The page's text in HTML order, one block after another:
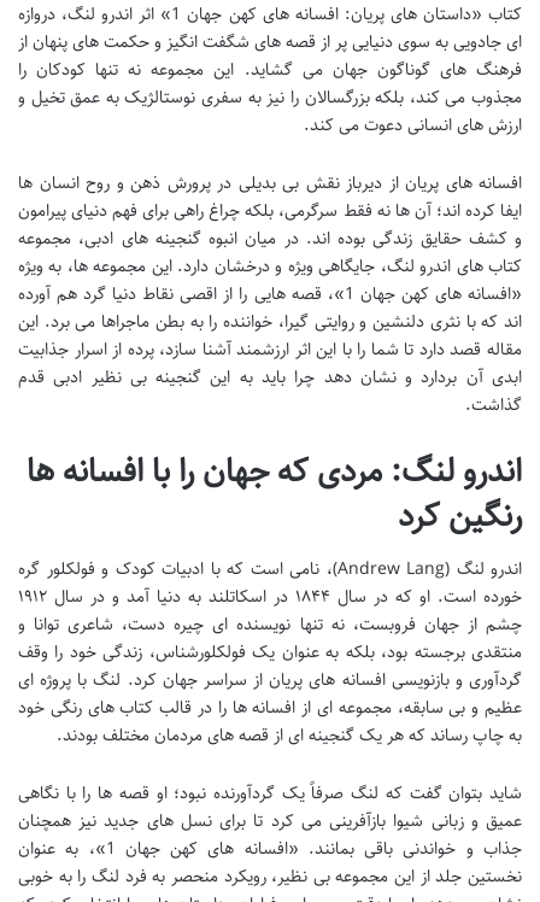
کتاب «داستان های پریان: افسانه های کهن جهان 1» اثر اندرو لنگ، دروازه
ای جادویی به سوی دنیایی پر از قصه های شگفت انگیز و حکمت های پنهان از
فرهنگ های گوناگون جهان می گشاید. این مجموعه نه تنها کودکان را
مجذوب می کند، بلکه بزرگسالان را نیز به سفری نوستالژیک به عمق تخیل و
ارزش های انسانی دعوت می کند.
افسانه های پریان از دیرباز نقش بی بدیلی در پرورش ذهن و روح انسان ها
ایفا کرده اند؛ آن ها نه فقط سرگرمی، بلکه چراغ راهی برای فهم دنیای پیرامون
و کشف حقایق زندگی بوده اند. در میان انبوه گنجینه های ادبی، مجموعه
کتاب های اندرو لنگ، جایگاهی ویژه و درخشان دارد. این مجموعه ها، به ویژه
«افسانه های کهن جهان 1»، قصه هایی را از اقصی نقاط دنیا گرد هم آورده
اند که با نثری دلنشین و روایتی گیرا، خواننده را به بطن ماجراها می برد. این
مقاله قصد دارد تا شما را با این اثر ارزشمند آشنا سازد، پرده از اسرار جذابیت
ابدی آن بردارد و نشان دهد چرا باید به این گنجینه بی نظیر ادبی قدم
گذاشت.
اندرو لنگ: مردی که جهان را با افسانه ها
رنگین کرد
اندرو لنگ (Andrew Lang)، نامی است که با ادبیات کودک و فولکلور گره
خورده است. او که در سال ۱۸۴۴ در اسکاتلند به دنیا آمد و در سال ۱۹۱۲
چشم از جهان فروبست، نه تنها نویسنده ای چیره دست، شاعری توانا و
منتقدی برجسته بود، بلکه به عنوان یک فولکلورشناس، زندگی خود را وقف
گردآوری و بازنویسی افسانه های پریان از سراسر جهان کرد. لنگ با پروژه ای
عظیم و بی سابقه، مجموعه ای از افسانه ها را در قالب کتاب های رنگی خود
به چاپ رساند که هر یک گنجینه ای از قصه های مردمان مختلف بودند.
شاید بتوان گفت که لنگ صرفاً یک گردآورنده نبود؛ او قصه ها را با نگاهی
عمیق و زبانی شیوا بازآفرینی می کرد تا برای نسل های جدید نیز همچنان
جذاب و خواندنی باقی بمانند. «افسانه های کهن جهان 1»، به عنوان
نخستین جلد از این مجموعه بی نظیر، رویکرد منحصر به فرد لنگ را به خوبی